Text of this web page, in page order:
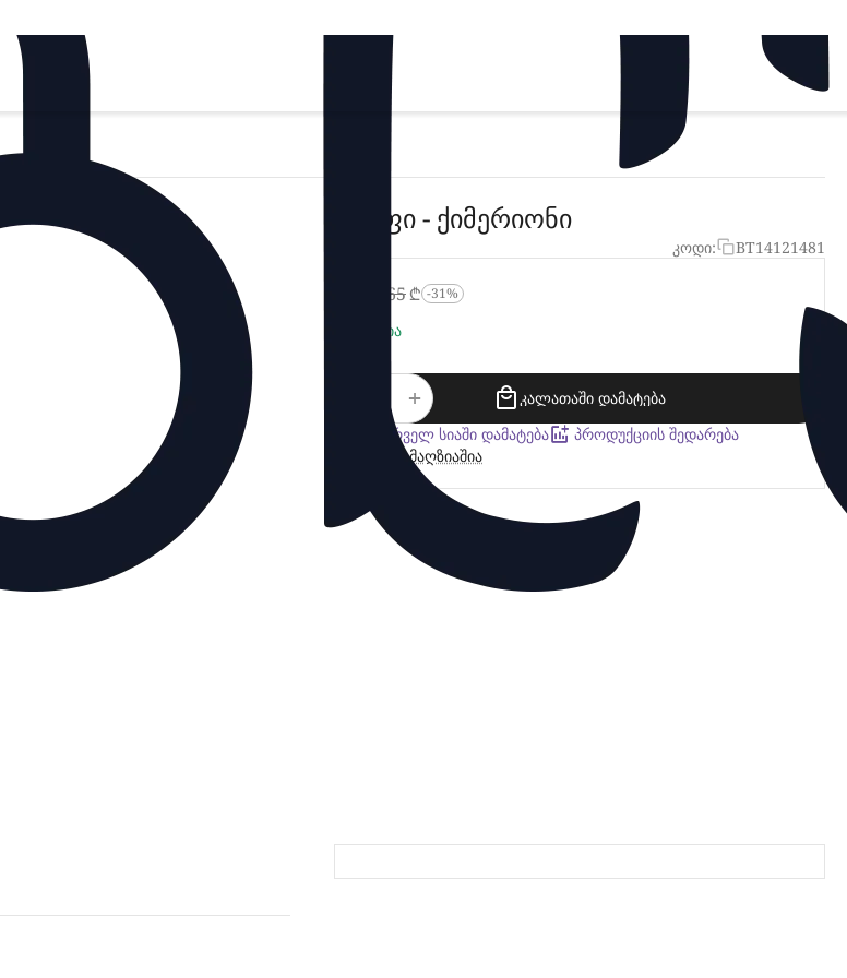
შარფი - ქიმერიონი
კოდი: BT14121481
‍65‍₾ -31%
მარაგშია
+
კალათაში დამატება
სასურველ სიაში დამატება
პროდუქციის შედარება
მარაგი მაღზიაშია